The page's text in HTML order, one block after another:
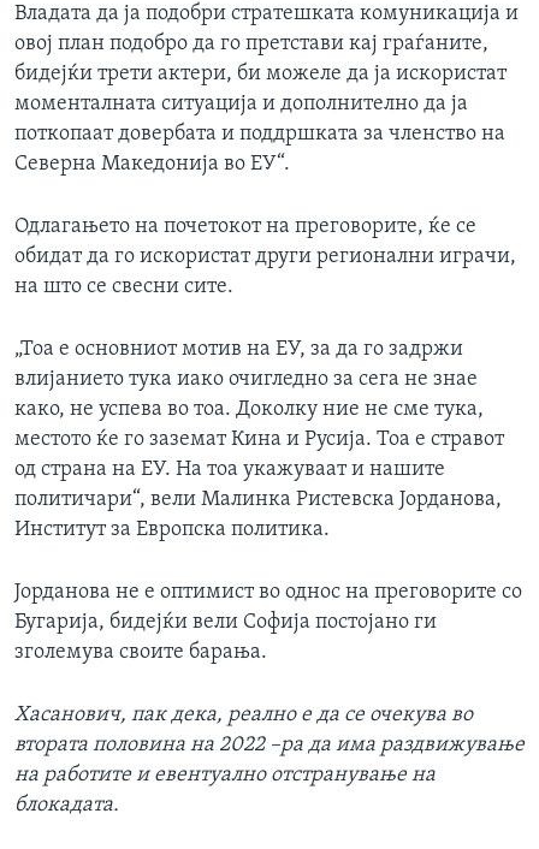
Владата да ја подобри стратешката комуникација и
овој план подобро да го претстави кај граѓаните,
бидејќи трети актери, би можеле да ја искористат
моменталната ситуација и дополнително да ја
поткопаат довербата и поддршката за членство на
Северна Македонија во ЕУ“.
Одлагањето на почетокот на преговорите, ќе се
обидат да го искористат други регионални играчи,
на што се свесни сите.
„Тоа е основниот мотив на ЕУ, за да го задржи
влијанието тука иако очигледно за сега не знае
како, не успева во тоа. Доколку ние не сме тука,
местото ќе го заземат Кина и Русија. Тоа е стравот
од страна на ЕУ. На тоа укажуваат и нашите
политичари“, вели Малинка Ристевска Јорданова,
Институт за Европска политика.
Јорданова не е оптимист во однос на преговорите со
Бугарија, бидејќи вели Софија постојано ги
зголемува своите барања.
Хасанович, пак дека, реално е да се очекува во
втората половина на 2022 –ра да има раздвижување
на работите и евентуално отстранување на
блокадата.